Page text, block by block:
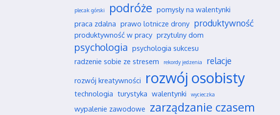
plecak górski podróże pomysły na walentynki
praca zdalna prawo lotnicze drony produktywność
produktywność w pracy przytulny dom
psychologia psychologia sukcesu
radzenie sobie ze stresem
rekordy jedzenia relacje
rozwój kreatywności rozwój osobisty
technologia turystyka walentynki wycieczka
wypalenie zawodowe zarządzanie czasem